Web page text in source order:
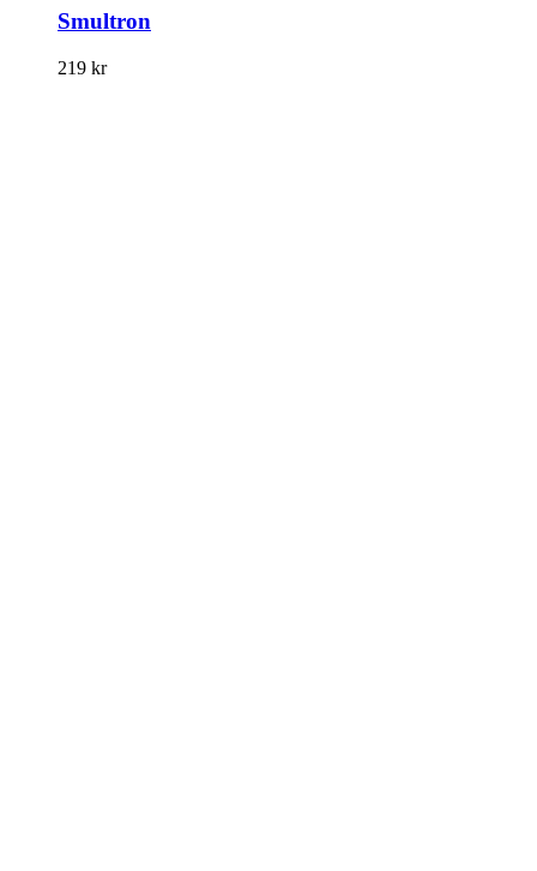
Smultron
219 kr